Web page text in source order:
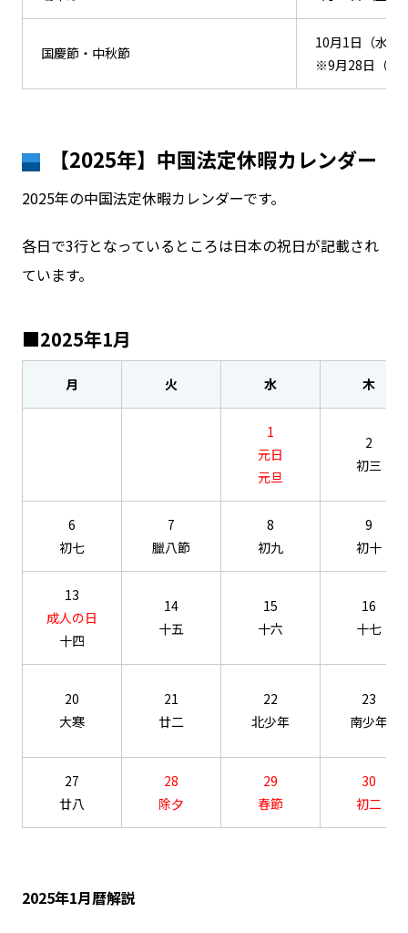
国慶節・中秋節
10月1日（水）
※9月28日（日
【2025年】中国法定休暇カレンダー
2025年の中国法定休暇カレンダーです。
各日で3行となっているところは日本の祝日が記載され
ています。
■2025年1月
月 火 水 木
1
元日
元旦
2
初三
6
初七
7
臘八節
8
初九
9
初十
13
成人の日
十四
14
十五
15
十六
16
十七
20
大寒
21
廿二
22
北少年
23
南少年
27
廿八
28
除夕
29
春節
30
初二
2025年1月暦解説